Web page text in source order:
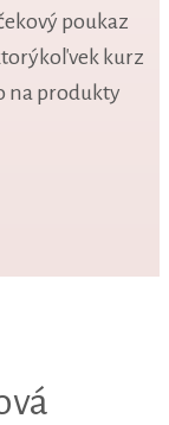
poukaz
kurz
na produkty